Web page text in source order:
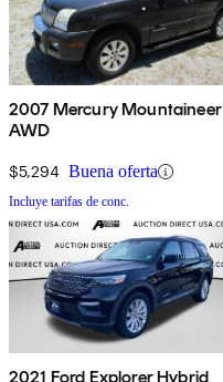
2007 Mercury Mountaineer
AWD
$5,294 Buena oferta
Incluye tarifas de conc.
2021 Ford Explorer Hybrid